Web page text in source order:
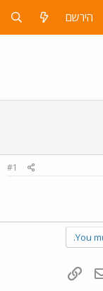
הירשם
#1
You
דואר אלקטרוני